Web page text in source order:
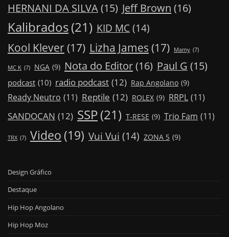
HERNANI DA SILVA(15) Jeff Brown (16)
Kalibrados(21) KID MC (14)
Kool Klever (17) Lizha James (17) Mamy (7)
MC K (7) NGA (9) Nota do Editor(16) Paul G (15)
podcast (10) radio podcast (12) Rap Angolano (9)
Ready Neutro (11) Reptile (12) ROLEX (9) RRPL (11)
SANDOCAN (12) SSP(21) T-RESE (9) Trio Fam (11)
TRX (7) Video (19) Vui Vui (14) ZONA 5 (9)
Design Gráfico
Destaque
Hip Hop Angolano
Hip Hop Moz